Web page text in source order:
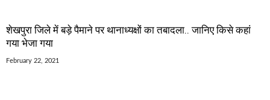
शेखपुरा जिले में बड़े पैमाने पर थानाध्यक्षों का तबादला.. जानिए किसे कहां
गया भेजा गया
February 22, 2021